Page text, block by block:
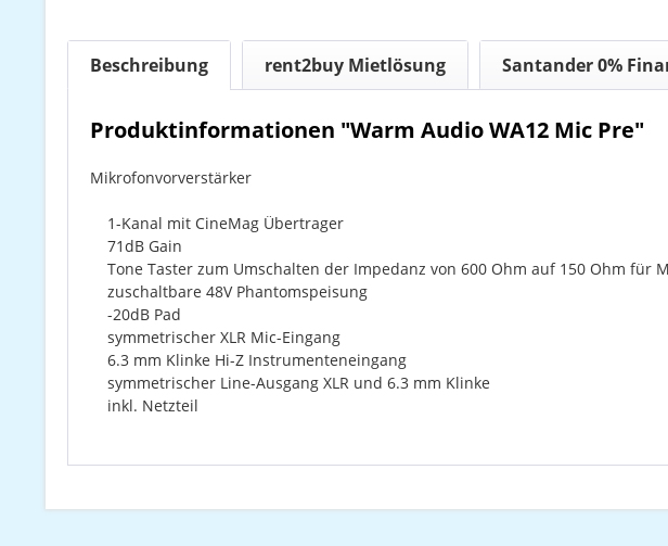
Beschreibung rent2buy Mietlösung Santander 0%
Produktinformationen "Warm Audio WA12 Mic Pre"
Mikrofonvorverstärker
1-Kanal mit CineMag Übertrager
71dB Gain
Tone Taster zum Umschalten der Impedanz von 600 Ohm auf 150 Ohm für
zuschaltbare 48V Phantomspeisung
-20dB Pad
symmetrischer XLR Mic-Eingang
6.3 mm Klinke Hi-Z Instrumenteneingang
symmetrischer Line-Ausgang XLR und 6.3 mm Klinke
inkl. Netzteil